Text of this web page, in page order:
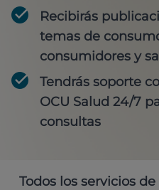
Recibirás
temas de
consumidores y
Tendrás soporte
OCU Salud 24/7
consultas
Todos los servicios